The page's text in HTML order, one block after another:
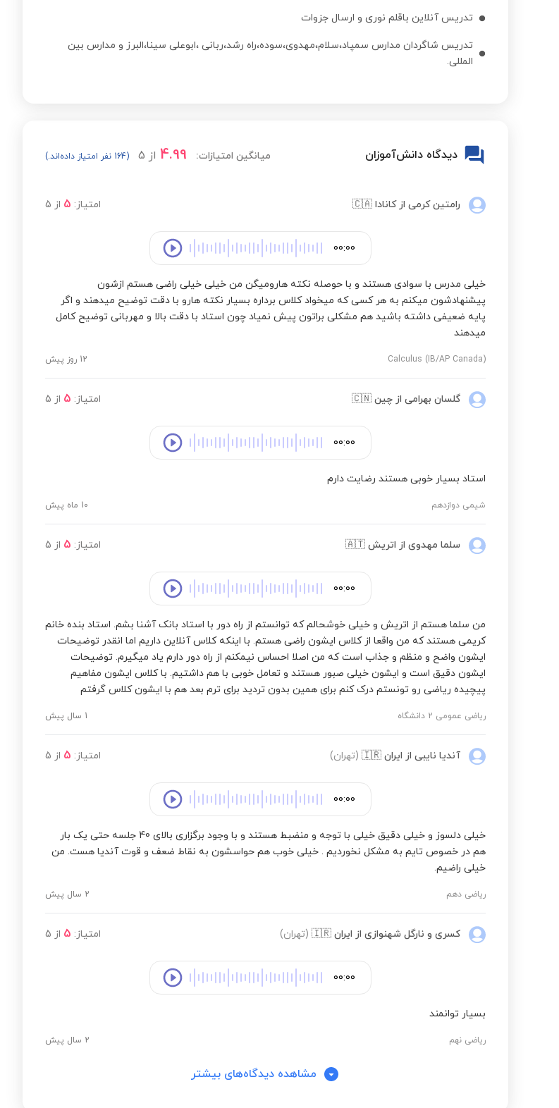
تدریس آنلاین باقلم نوری و ارسال جزوات
تدریس شاگردان مدارس سمپاد،سلام،مهدوی،سوده،راه رشد،ربانی ،ابوعلی سینا،البرز و مدارس بین
المللی.
دیدگاه دانش‌آموزان میانگین امتیازات: 4.99 از 5 (164 نفر امتیاز داده‌اند.)
رامتین کرمی از کانادا 🇨🇦 امتیاز: 5 از 5
00:00
خیلی مدرس با سوادی هستند و با حوصله نکته هارومیگن من خیلی خیلی راضی هستم ازشون
پیشنهادشون میکنم به هر کسی که میخواد کلاس برداره بسیار نکته هارو با دقت توضیح میدهند و اگر
پایه ضعیفی داشته باشید هم مشکلی براتون پیش نمیاد چون استاد با دقت بالا و مهربانی توضیح کامل
میدهند
Calculus (IB/AP Canada) 12 روز پیش
گلسان بهرامی از چین 🇨🇳 امتیاز: 5 از 5
00:00
استاد بسیار خوبی هستند رضایت دارم
شیمی دوازدهم 10 ماه پیش
سلما مهدوی از اتریش 🇦🇹 امتیاز: 5 از 5
00:00
من سلما هستم از اتریش و خیلی خوشحالم که توانستم از راه دور با استاد بانک آشنا بشم. استاد بنده خانم
کریمی هستند که من واقعا از کلاس ایشون راضی هستم. با اینکه کلاس آنلاین داریم اما انقدر توضیحات
ایشون واضح و منظم و جذاب است که من اصلا احساس نیمکنم از راه دور دارم یاد میگیرم. توضیحات
ایشون دقیق است و ایشون خیلی صبور هستند و تعامل خوبی با هم داشتیم. با کلاس ایشون مفاهیم
پیچیده ریاضی رو تونستم درک کنم برای همین بدون تردید برای ترم بعد هم با ایشون کلاس گرفتم
ریاضی عمومی 2 دانشگاه 1 سال پیش
آندیا نایبی از ایران 🇮🇷 (تهران) امتیاز: 5 از 5
00:00
خیلی دلسوز و خیلی دقیق خیلی با توجه و منضبط هستند و با وجود برگزاری بالای 40 جلسه حتی یک بار
هم در خصوص تایم به مشکل نخوردیم . خیلی خوب هم حواسشون به نقاط ضعف و قوت آندیا هست. من
خیلی راضیم.
ریاضی دهم 2 سال پیش
کسری و نارگل شهنوازی از ایران 🇮🇷 (تهران) امتیاز: 5 از 5
00:00
بسیار توانمند
ریاضی نهم 2 سال پیش
مشاهده دیدگاه‌های بیشتر